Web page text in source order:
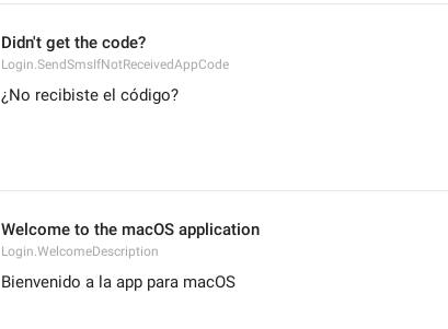
Didn't get the code?
Login.SendSmsIfNotReceivedAppCode
¿No recibiste el código?
Welcome to the macOS application
Login.WelcomeDescription
Bienvenido a la app para macOS